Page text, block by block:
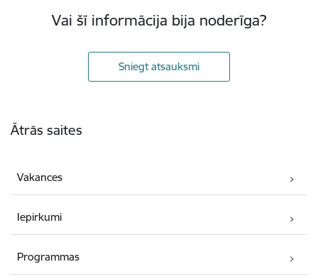
Vai šī informācija bija noderīga?
Sniegt atsauksmi
Ātrās saites
Vakances
Iepirkumi
Programmas